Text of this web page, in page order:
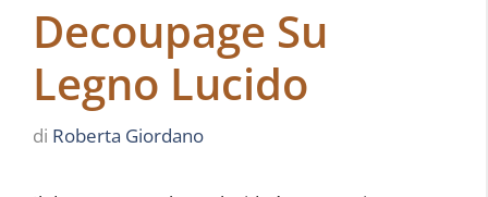
Decoupage Su
Legno Lucido
di Roberta Giordano